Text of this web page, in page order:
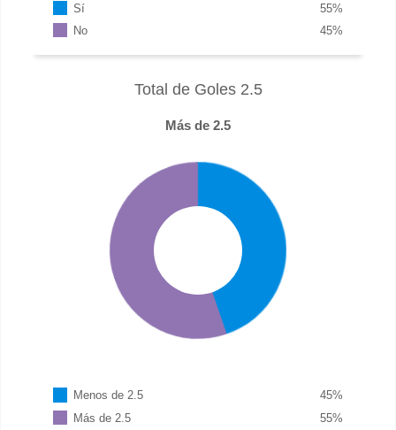
Sí %
55
No
%
45
Total de Goles 2.5
Más de 2.5
Menos de 2.5 %
45
Más de 2.5
%
55